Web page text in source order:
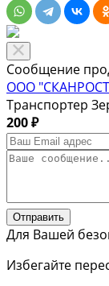
Сообщение
ООО
Транспортер
200 ₽
Отправить
Для Вашей
Избегайте